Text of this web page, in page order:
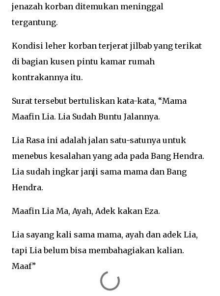
jenazah korban ditemukan meninggal
tergantung.
Kondisi leher korban terjerat jilbab yang terikat
di bagian kusen pintu kamar rumah
kontrakannya itu.
Surat tersebut bertuliskan kata-kata, “Mama
Maafin Lia. Lia Sudah Buntu Jalannya.
Lia Rasa ini adalah jalan satu-satunya untuk
menebus kesalahan yang ada pada Bang Hendra.
Lia sudah ingkar janji sama mama dan Bang
Hendra.
Maafin Lia Ma, Ayah, Adek kakan Eza.
Lia sayang kali sama mama, ayah dan adek Lia,
tapi Lia belum bisa membahagiakan kalian.
Maaf”